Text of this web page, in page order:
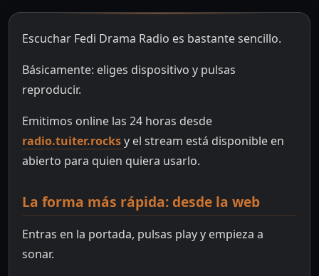
Escuchar Fedi Drama Radio es bastante sencillo.
Básicamente: eliges dispositivo y pulsas
reproducir.
Emitimos online las 24 horas desde
radio.tuiter.rocksy el stream está disponible en
abierto para quien quiera usarlo.
La forma más rápida: desde la web
Entras en la portada, pulsas play y empieza a
sonar.